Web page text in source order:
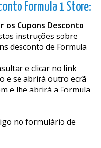
Formula 1 Store:
os Cupons Desconto
instruções sobre
desconto de Formula
e clicar no link
e se abrirá outro ecrã
e lhe abrirá a Formula
no formulário de